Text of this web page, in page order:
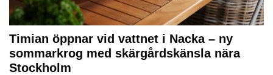
Timian öppnar vid vattnet i Nacka – ny
sommarkrog med skärgårdskänsla nära
Stockholm